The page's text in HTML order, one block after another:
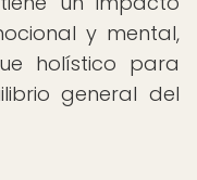
y mental,
holístico para
general del